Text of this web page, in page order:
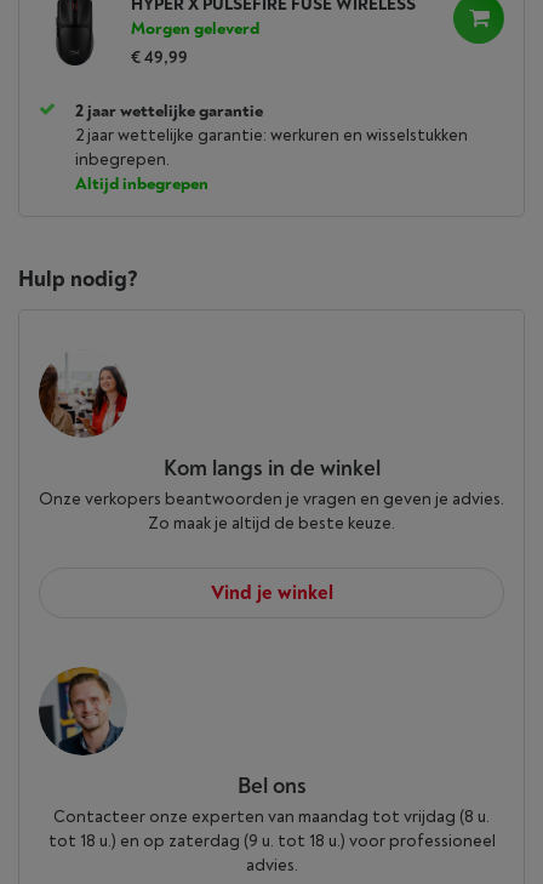
HYPER X PULSEFIRE FUSE WIRELESS
Morgen geleverd
€ 49,99
2 jaar wettelijke garantie
2 jaar wettelijke garantie: werkuren en wisselstukken
inbegrepen.
Altijd inbegrepen
Hulp nodig?
Kom langs in de winkel
Onze verkopers beantwoorden je vragen en geven je advies.
Zo maak je altijd de beste keuze.
Vind je winkel
Bel ons
Contacteer onze experten van maandag tot vrijdag (8 u.
tot 18 u.) en op zaterdag (9 u. tot 18 u.) voor professioneel
advies.